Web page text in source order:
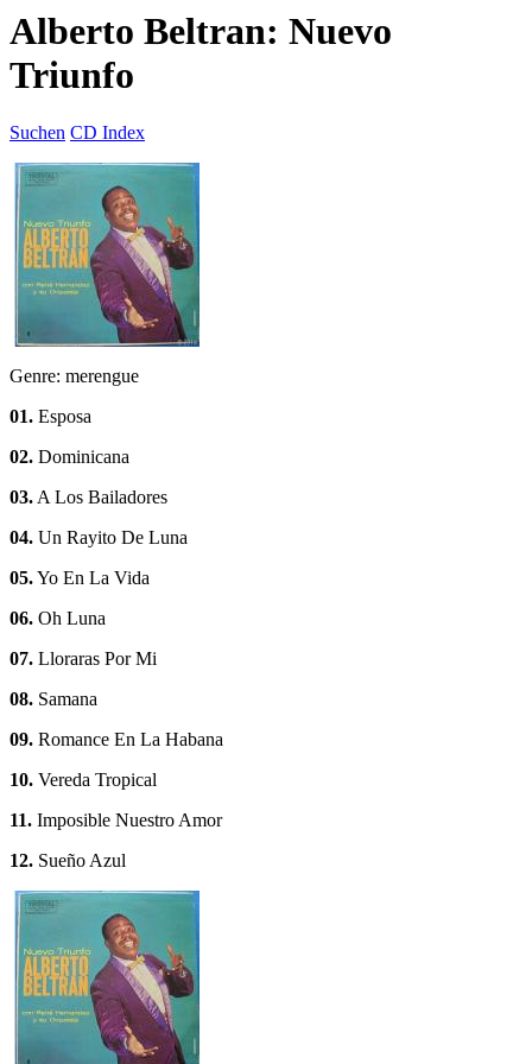
Alberto Beltran: Nuevo
Triunfo
Suchen CD Index
Genre: merengue
01. Esposa
02. Dominicana
03.A Los Bailadores
04. Un Rayito De Luna
05.Yo En La Vida
06. Oh Luna
07. Lloraras Por Mi
08. Samana
09. Romance En La Habana
10. Vereda Tropical
11. Imposible Nuestro Amor
12. Sueño Azul